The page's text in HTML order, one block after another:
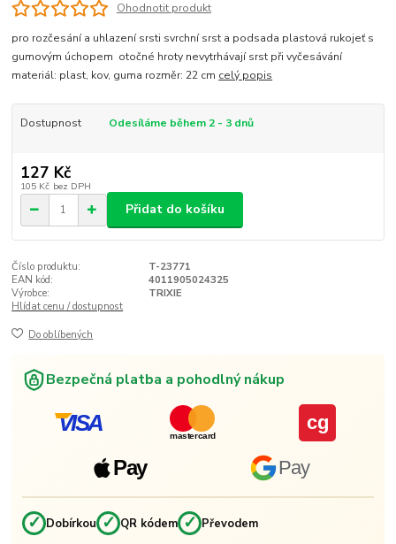
Ohodnotit produkt
pro rozčesání a uhlazení srsti svrchní srst a podsada plastová rukojeť s
gumovým úchopem otočné hroty nevytrhávají srst při vyčesávání
materiál: plast, kov, guma rozměr: 22 cm celý popis
Dostupnost Odesíláme během 2 - 3 dnů
127 Kč
105 Kč bez DPH
Přidat do košíku
Číslo produktu:
T-23771
EAN kód:
4011905024325
Výrobce:
TRIXIE
Hlídat cenu / dostupnost
Do oblíbených
Bezpečná platba a pohodlný nákup
VISA mastercard
Pay Pay
cg
✓ Dobírkou ✓ QR kódem ✓ Převodem